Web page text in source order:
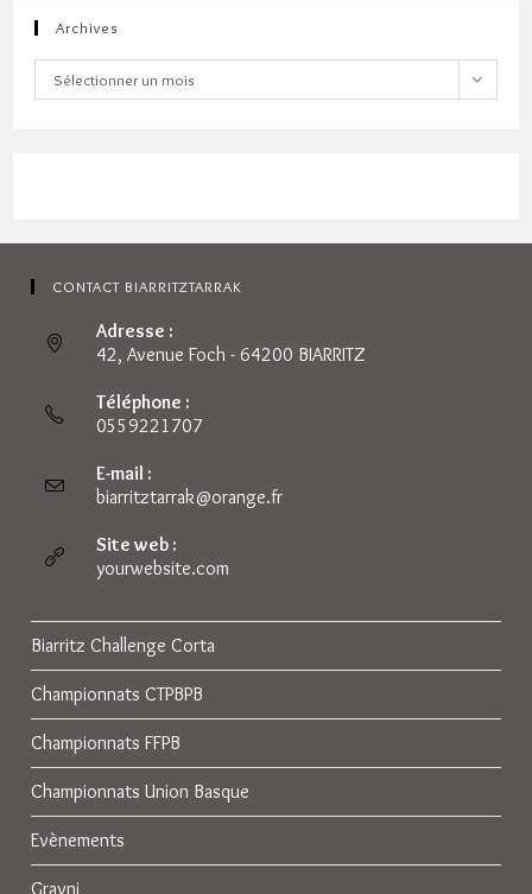
Archives
Archives
Sélectionner un mois
CONTACT BIARRITZTARRAK
Adresse :
42, Avenue Foch - 64200 BIARRITZ
Téléphone :
0559221707
E-mail :
biarritztarrak@orange.frS’ouvre
Site web :
yourwebsite.com
Biarritz Challenge Corta
Championnats CTPBPB
Championnats FFPB
Championnats Union Basque
Evènements
Gravni